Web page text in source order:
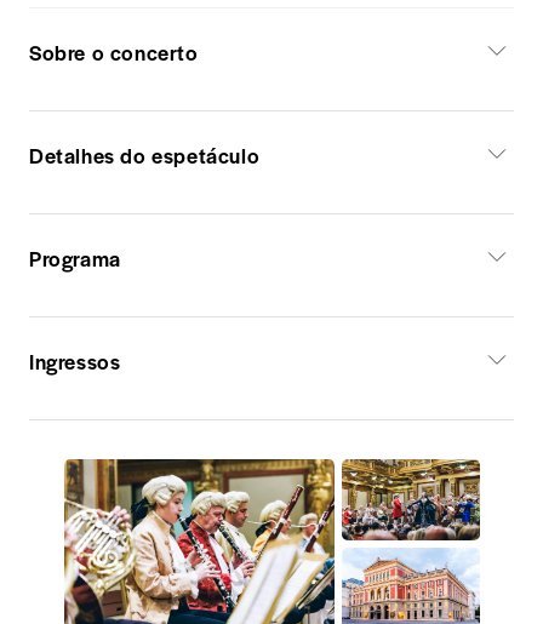
Sobre o concerto
Detalhes do espetáculo
Programa
Ingressos